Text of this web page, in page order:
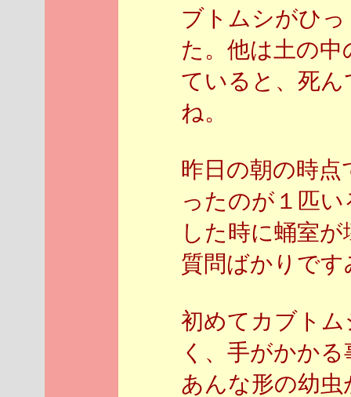
ブトムシがひ
た。他は土の
ていると、死
ね。
昨日の朝の時
ったのが１匹
した時に蛹室
質問ばかりで
初めてカブト
く、手がかか
あんな形の幼